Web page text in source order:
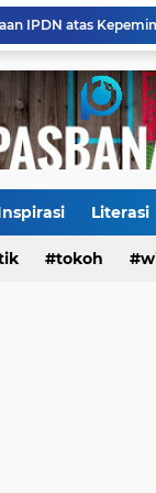
Literasi
Tokohtokoh